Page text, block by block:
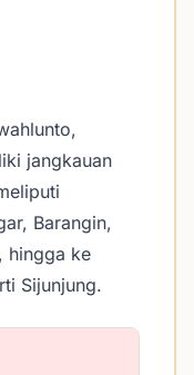
jangkauan
Barangin,
hingga ke
Sijunjung.